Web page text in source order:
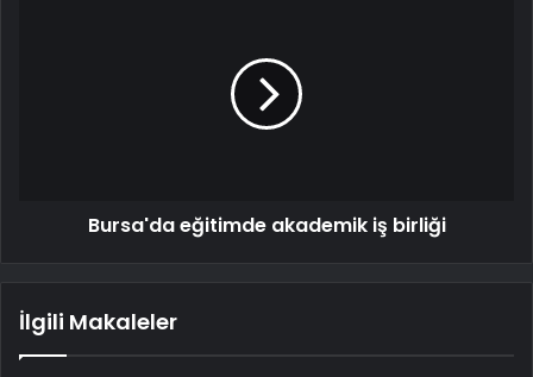
Bursa'da eğitimde akademik iş birliği
İlgili Makaleler